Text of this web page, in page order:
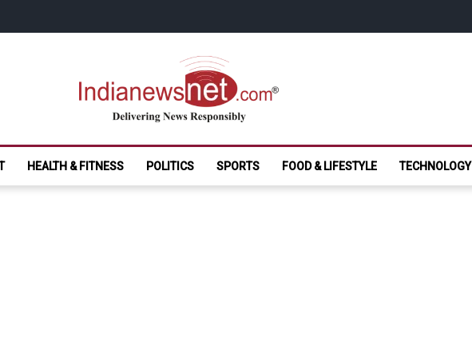
India News Net.com
HEALTH & FITNESS POLITICS SPORTS FOOD & LIFESTYLE TECHNOLOGY